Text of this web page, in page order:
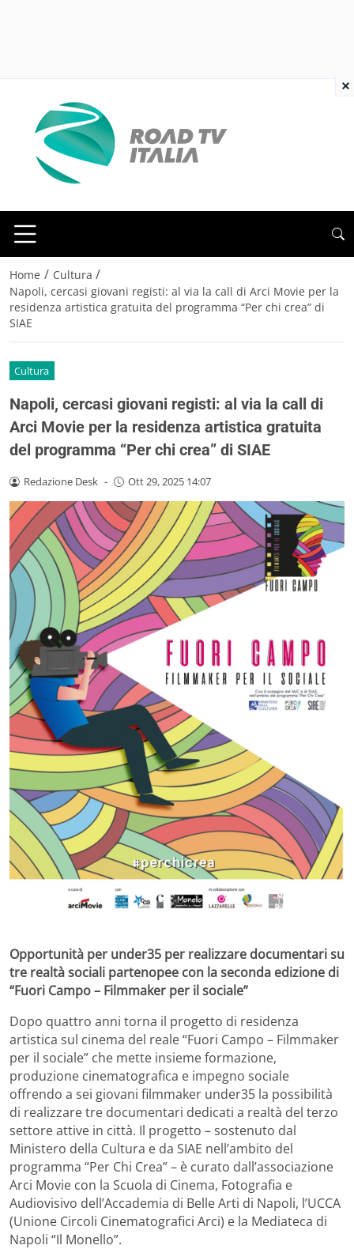
Home / Cultura /
Napoli, cercasi giovani registi: al via la call di Arci Movie per la
residenza artistica gratuita del programma “Per chi crea” di
SIAE
Cultura
Napoli, cercasi giovani registi: al via la call di
Arci Movie per la residenza artistica gratuita
del programma “Per chi crea” di SIAE
Redazione Desk - Ott 29, 2025 14:07
Opportunità per under35 per realizzare documentari su
tre realtà sociali partenopee con la seconda edizione di
“Fuori Campo – Filmmaker per il sociale”
Dopo quattro anni torna il progetto di residenza
artistica sul cinema del reale “Fuori Campo – Filmmaker
per il sociale” che mette insieme formazione,
produzione cinematografica e impegno sociale
offrendo a sei giovani filmmaker under35 la possibilità
di realizzare tre documentari dedicati a realtà del terzo
settore attive in città. Il progetto – sostenuto dal
Ministero della Cultura e da SIAE nell’ambito del
programma “Per Chi Crea” – è curato dall’associazione
Arci Movie con la Scuola di Cinema, Fotografia e
Audiovisivo dell’Accademia di Belle Arti di Napoli, l’UCCA
(Unione Circoli Cinematografici Arci) e la Mediateca di
Napoli “Il Monello”.
×